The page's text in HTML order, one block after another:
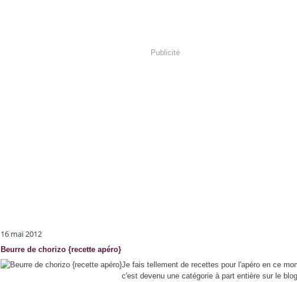
Publicité
16 mai 2012
Beurre de chorizo {recette apéro}
Je fais tellement de recettes pour l'apéro en ce
c'est devenu une catégorie à part entière sur le